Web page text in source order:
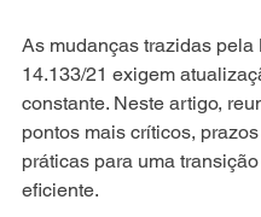
As mudanças trazidas pela
14.133/21 exigem
constante. Neste artigo,
pontos mais críticos,
práticas para uma
eficiente.